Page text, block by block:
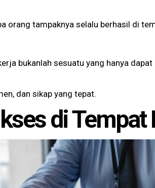
orang tampaknya selalu berhasil di
bukanlah sesuatu yang hanya
dan sikap yang tepat.
di Tempat